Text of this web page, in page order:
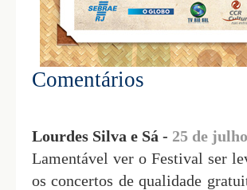
Comentários
Lourdes Silva e Sá - 25 de
Lamentável ver o Festival ser
os concertos de qualidade